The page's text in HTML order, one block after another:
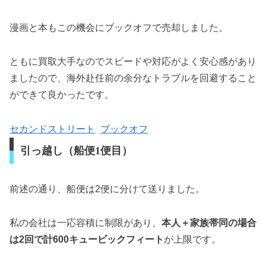
漫画と本もこの機会にブックオフで売却しました。
ともに買取大手なのでスピードや対応がよく安心感があり
ましたので、海外赴任前の余分なトラブルを回避すること
ができて良かったです。
セカンドストリート ブックオフ
引っ越し（船便1便目）
前述の通り、船便は2便に分けて送りました。
私の会社は一応容積に制限があり、 本人＋家族帯同の場合
は2回で計600キュービックフィート が上限です。